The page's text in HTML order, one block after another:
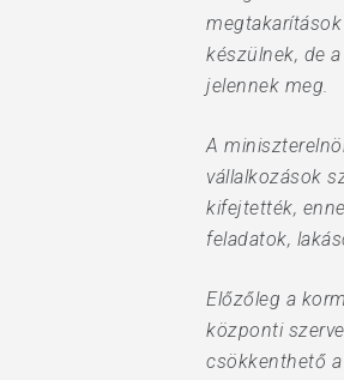
készülnek, de
jelennek meg.
A
vállalkozások
kifejtették,
feladatok,
Előzőleg a
központi
csökkenthető